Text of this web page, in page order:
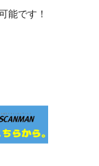
能です！